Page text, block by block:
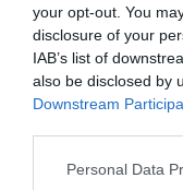
your opt-out. You
disclosure of your
IAB’s list of
also be disclosed by
Downstream
Personal Data
Ακολουθήστε το
μάθετε πρώτοι
Δείτε όλα τα